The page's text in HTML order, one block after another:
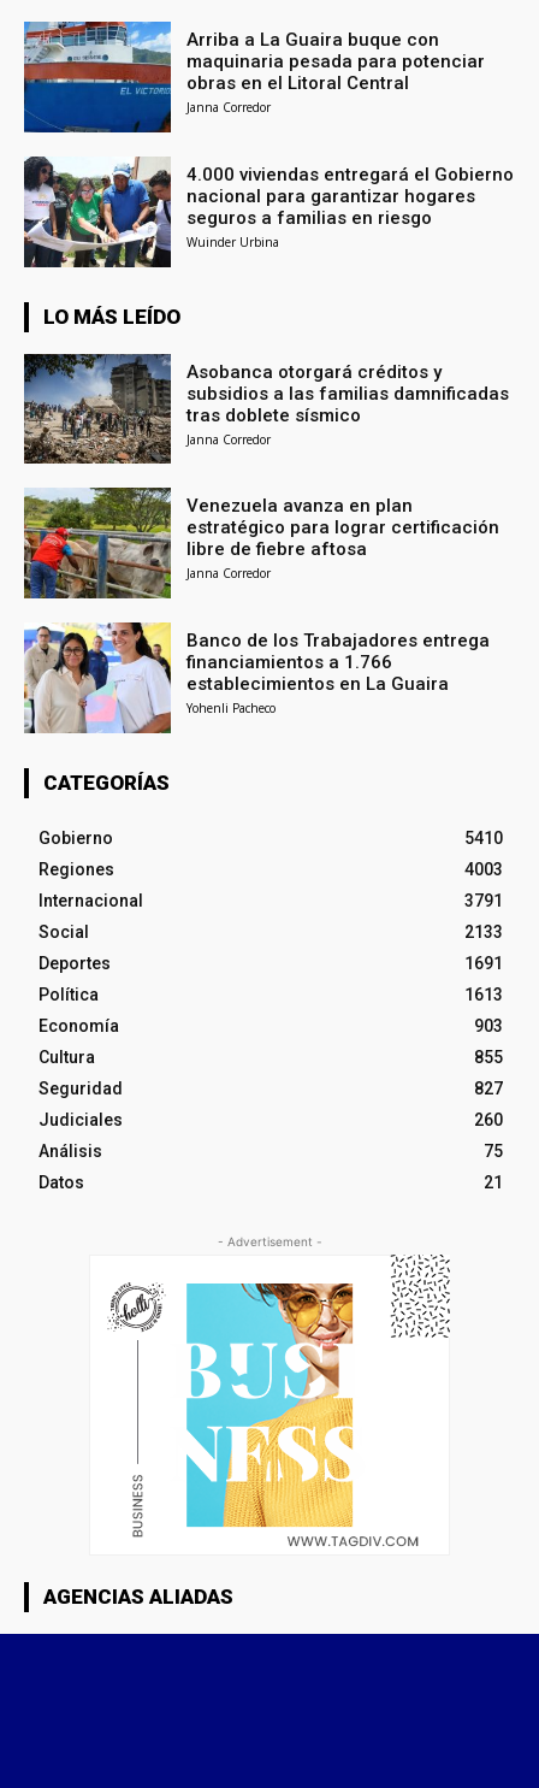
Arriba a La Guaira buque con
maquinaria pesada para potenciar
obras en el Litoral Central
Janna Corredor
4.000 viviendas entregará el Gobierno
nacional para garantizar hogares
seguros a familias en riesgo
Wuinder Urbina
LO MÁS LEÍDO
Asobanca otorgará créditos y
subsidios a las familias damnificadas
tras doblete sísmico
Janna Corredor
Venezuela avanza en plan
estratégico para lograr certificación
libre de fiebre aftosa
Janna Corredor
Banco de los Trabajadores entrega
financiamientos a 1.766
establecimientos en La Guaira
Yohenli Pacheco
CATEGORÍAS
Gobierno
5410
Regiones
4003
Internacional
3791
Social
2133
Deportes
1691
Política
1613
Economía
903
Cultura
855
Seguridad
827
Judiciales
260
Análisis
75
Datos
21
- Advertisement -
AGENCIAS ALIADAS